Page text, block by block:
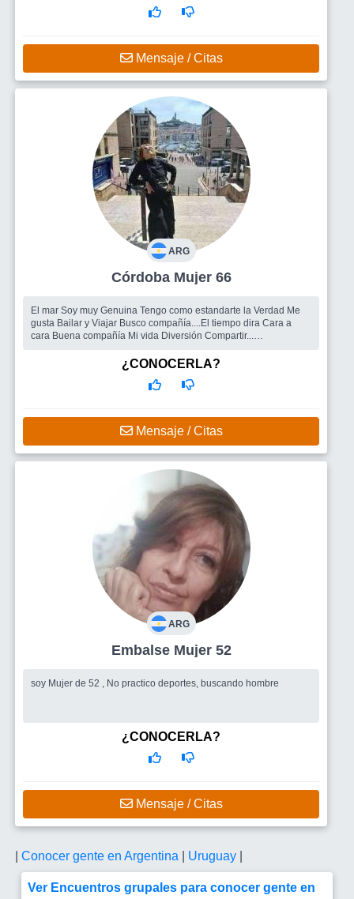
Mensaje / Citas
ARG
Córdoba Mujer 66
El mar Soy muy Genuina Tengo como estandarte la Verdad Me
gusta Bailar y Viajar Busco compañía....El tiempo dira Cara a
cara Buena compañía Mi vida Diversión Compartir...
¿CONOCERLA?
Mensaje / Citas
ARG
Embalse Mujer 52
soy Mujer de 52 , No practico deportes, buscando hombre
¿CONOCERLA?
Mensaje / Citas
Conocer gente en Argentina Uruguay
Ver Encuentros grupales para conocer gente en